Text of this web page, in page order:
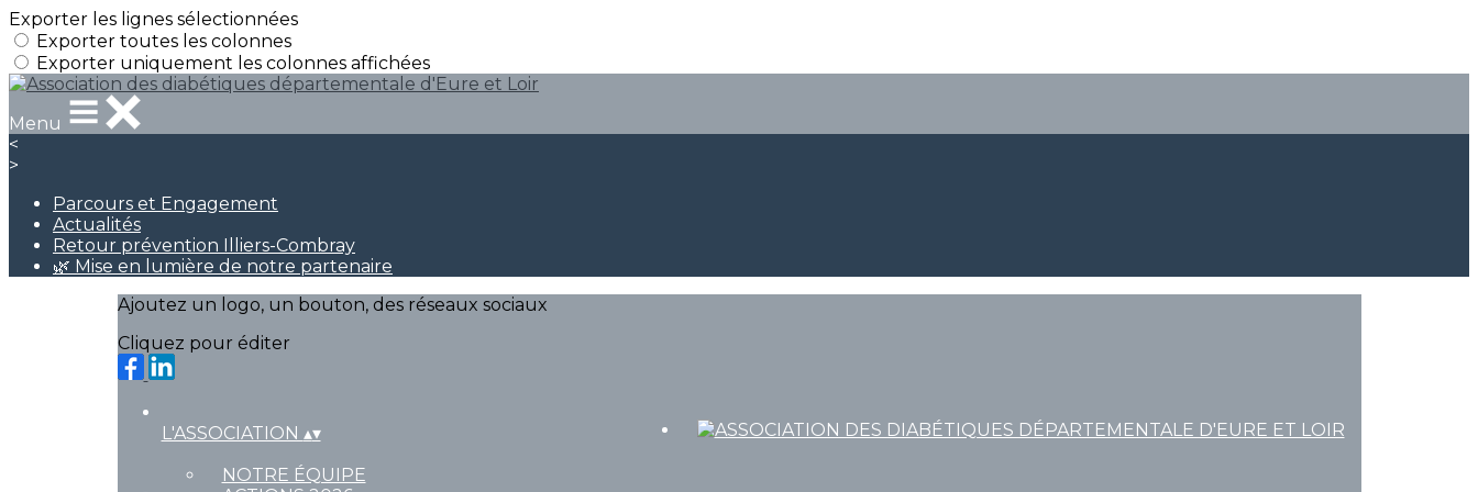
Exporter les lignes sélectionnées
Exporter toutes les colonnes
Exporter uniquement les colonnes affichées
Menu
<
>
Parcours et Engagement
Actualités
Retour prévention Illiers-Combray
🌿 Mise en lumière de notre partenaire
Ajoutez un logo, un bouton, des réseaux sociaux
Cliquez pour éditer
L'ASSOCIATION ▴▾
NOTRE ÉQUIPE